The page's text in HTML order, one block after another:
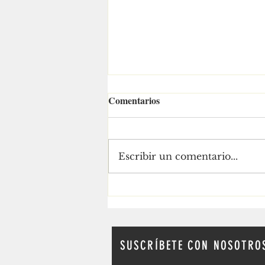
Ra Aguilar recorre las
informativas en Puerto
Vallarta
Comentarios
Escribir un comentario...
SUSCRÍBETE CON